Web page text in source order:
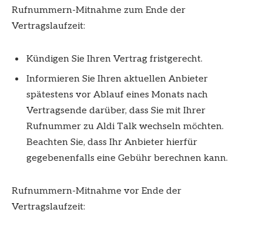
Rufnummern-Mitnahme zum Ende der
Vertragslaufzeit:
Kündigen Sie Ihren Vertrag fristgerecht.
Informieren Sie Ihren aktuellen Anbieter
spätestens vor Ablauf eines Monats nach
Vertragsende darüber, dass Sie mit Ihrer
Rufnummer zu Aldi Talk wechseln möchten.
Beachten Sie, dass Ihr Anbieter hierfür
gegebenenfalls eine Gebühr berechnen kann.
Rufnummern-Mitnahme vor Ende der
Vertragslaufzeit: